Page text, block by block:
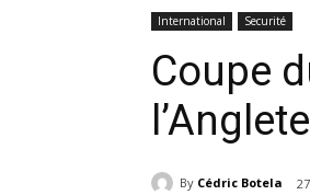
International Securité
Coupe
By Cédric Botela